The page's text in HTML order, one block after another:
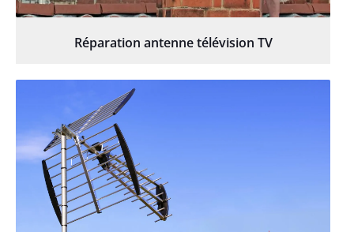
Réparation antenne télévision TV